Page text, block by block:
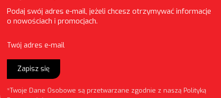
Podaj swój adres e-mail, jeżeli chcesz otrzymywać informacje
o nowościach i promocjach.
Twój adres e-mail
Zapisz się
*Twoje Dane Osobowe są przetwarzane zgodnie z naszą Polityką